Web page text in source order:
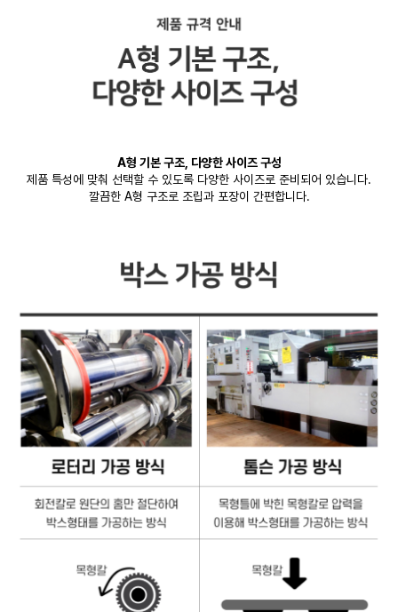
A형 기본 구조, 다양한 사이즈 구성
제품 특성에 맞춰 선택할 수 있도록 다양한 사이즈로 준비되어 있습니다.
깔끔한 A형 구조로 조립과 포장이 간편합니다.